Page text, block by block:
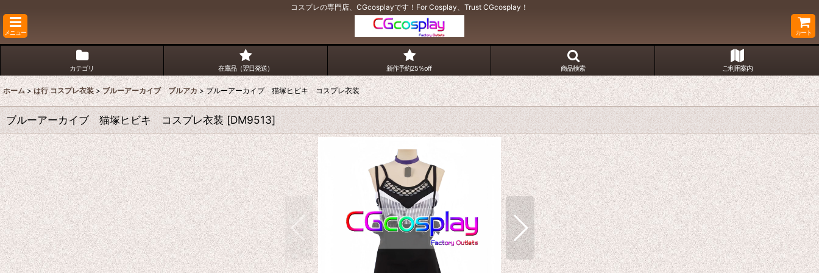
コスプレの専門店、CGcosplayです！For Cosplay、Trust CGcosplay！
メニュー カート
カテゴリ 在庫品（翌日発送） 新作予約25％off 商品検索 ご利用案内
ホーム > は行 コスプレ衣装 > ブルーアーカイブ ブルアカ > ブルーアーカイブ 猫塚ヒビキ コスプレ衣装
ブルーアーカイブ 猫塚ヒビキ コスプレ衣装 [DM9513]